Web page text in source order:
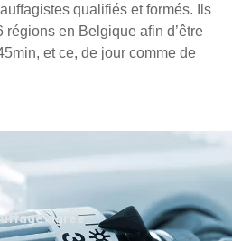
qualifiés et formés. Ils
en Belgique afin d’être
et ce, de jour comme de
agréé